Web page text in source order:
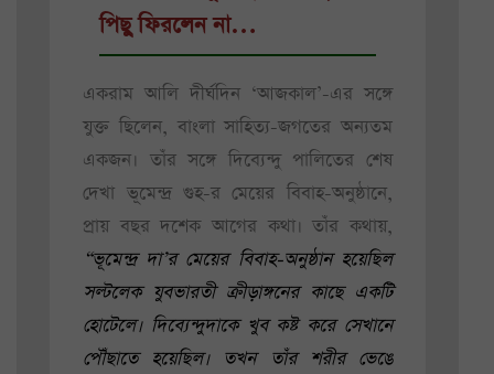
পিছু ফিরলেন না…
একরাম আলি দীর্ঘদিন ‘আজকাল’-এর সঙ্গে
যুক্ত ছিলেন, বাংলা সাহিত্য-জগতের অন্যতম
একজন। তাঁর সঙ্গে দিব্যেন্দু পালিতের শেষ
দেখা ভূমেন্দ্র গুহ-র মেয়ের বিবাহ-অনুষ্ঠানে,
প্রায় বছর দশেক আগের কথা। তাঁর কথায়,
“ভূমেন্দ্র দা’র মেয়ের বিবাহ-অনুষ্ঠান হয়েছিল
সল্টলেক যুবভারতী ক্রীড়াঙ্গনের কাছে একটি
হোটেলে। দিব্যেন্দুদাকে খুব কষ্ট করে সেখানে
পৌঁছাতে হয়েছিল। তখন তাঁর শরীর ভেঙে